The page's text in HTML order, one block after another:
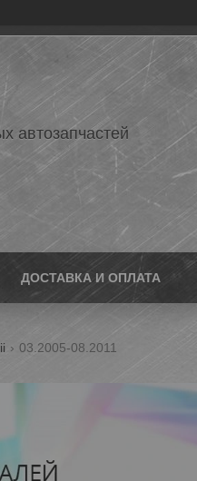
автозапчастей
ДОСТАВКА И ОПЛАТА
03.2005-08.2011